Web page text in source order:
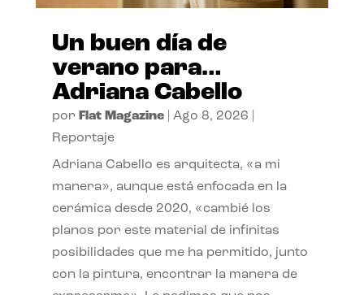
Un buen día de
verano para…
Adriana Cabello
por Flat Magazine| Ago 8, 2026
Reportaje
Adriana Cabello es arquitecta, «a mi
manera», aunque está enfocada en la
cerámica desde 2020, «cambié los
planos por este material de infinitas
posibilidades que me ha permitido, junto
con la pintura, encontrar la manera de